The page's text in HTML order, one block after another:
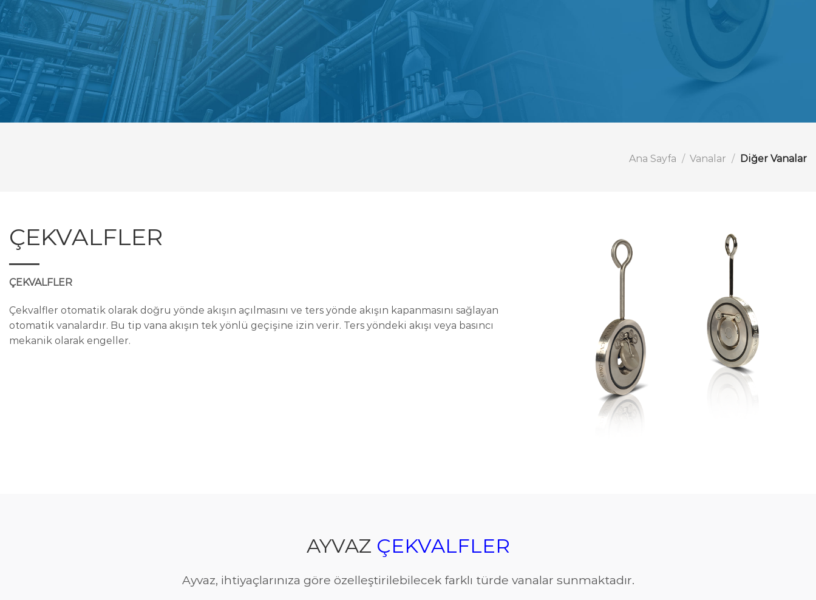
Ana Sayfa / Vanalar / Diğer Vanalar
ÇEKVALFLER
ÇEKVALFLER
Çekvalfler otomatik olarak doğru yönde akışın açılmasını ve ters yönde akışın kapanmasını sağlayan
otomatik vanalardır. Bu tip vana akışın tek yönlü geçişine izin verir. Ters yöndeki akışı veya basıncı
mekanik olarak engeller.
AYVAZ ÇEKVALFLER
Ayvaz, ihtiyaçlarınıza göre özelleştirilebilecek farklı türde vanalar sunmaktadır.